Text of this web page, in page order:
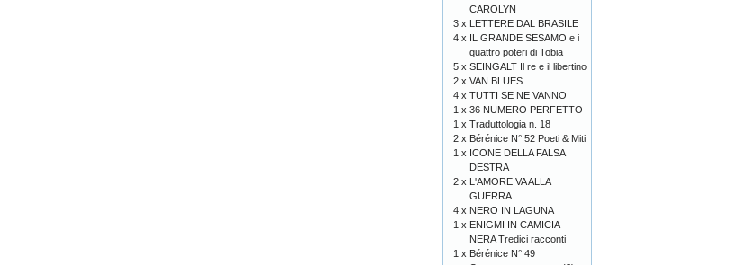
CAROLYN
3 x LETTERE DAL BRASILE
4 x IL GRANDE SESAMO e i
quattro poteri di Tobia
5 x SEINGALT Il re e il libertino
2 x VAN BLUES
4 x TUTTI SE NE VANNO
1 x 36 NUMERO PERFETTO
1 x Traduttologia n. 18
2 x Bérénice N° 52 Poeti & Miti
1 x ICONE DELLA FALSA
DESTRA
2 x L'AMORE VA ALLA
GUERRA
4 x NERO IN LAGUNA
1 x ENIGMI IN CAMICIA
NERA Tredici racconti
1 x Bérénice N° 49